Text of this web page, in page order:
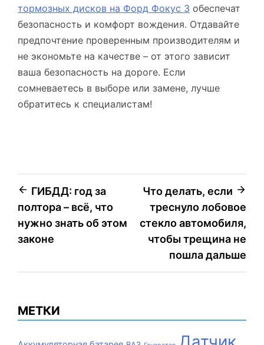
тормозных дисков на Форд Фокус 3 обеспечат
безопасность и комфорт вождения. Отдавайте
предпочтение проверенным производителям и
не экономьте на качестве – от этого зависит
ваша безопасность на дороге. Если
сомневаетесь в выборе или замене, лучше
обратитесь к специалистам!
Навигация
по
записям
ГИБДД: год за
полтора – всё, что
нужно знать об этом
законе
Что делать, если
треснуло лобовое
стекло автомобиля,
чтобы трещина не
пошла дальше
МЕТКИ